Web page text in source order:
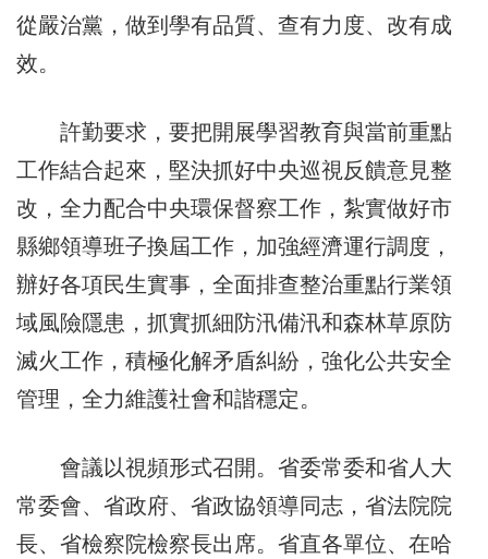
從嚴治黨，做到學有品質、查有力度、改有成
效。
許勤要求，要把開展學習教育與當前重點
工作結合起來，堅決抓好中央巡視反饋意見整
改，全力配合中央環保督察工作，紮實做好市
縣鄉領導班子換屆工作，加強經濟運行調度，
辦好各項民生實事，全面排查整治重點行業領
域風險隱患，抓實抓細防汛備汛和森林草原防
滅火工作，積極化解矛盾糾紛，強化公共安全
管理，全力維護社會和諧穩定。
會議以視頻形式召開。省委常委和省人大
常委會、省政府、省政協領導同志，省法院院
長、省檢察院檢察長出席。省直各單位、在哈